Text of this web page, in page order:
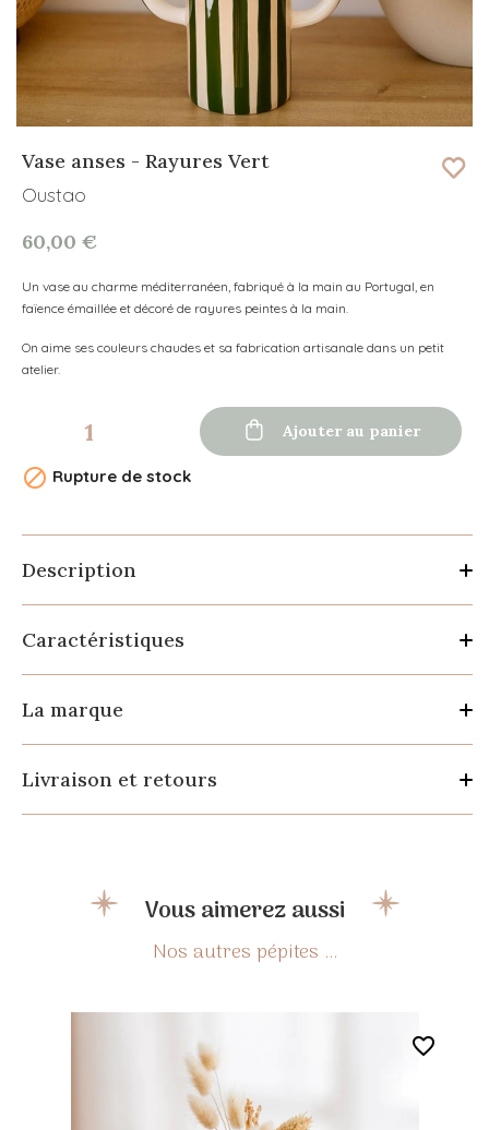
Vase anses - Rayures Vert
Oustao
60,00 €
Un vase au charme méditerranéen, fabriqué à la main au Portugal, en
faïence émaillée et décoré de rayures peintes à la main.
On aime ses couleurs chaudes et sa fabrication artisanale dans un petit
atelier.
 Ajouter au panier
 Rupture de stock
Description
Caractéristiques
La marque
Livraison et retours
Vous aimerez aussi
favorite_border